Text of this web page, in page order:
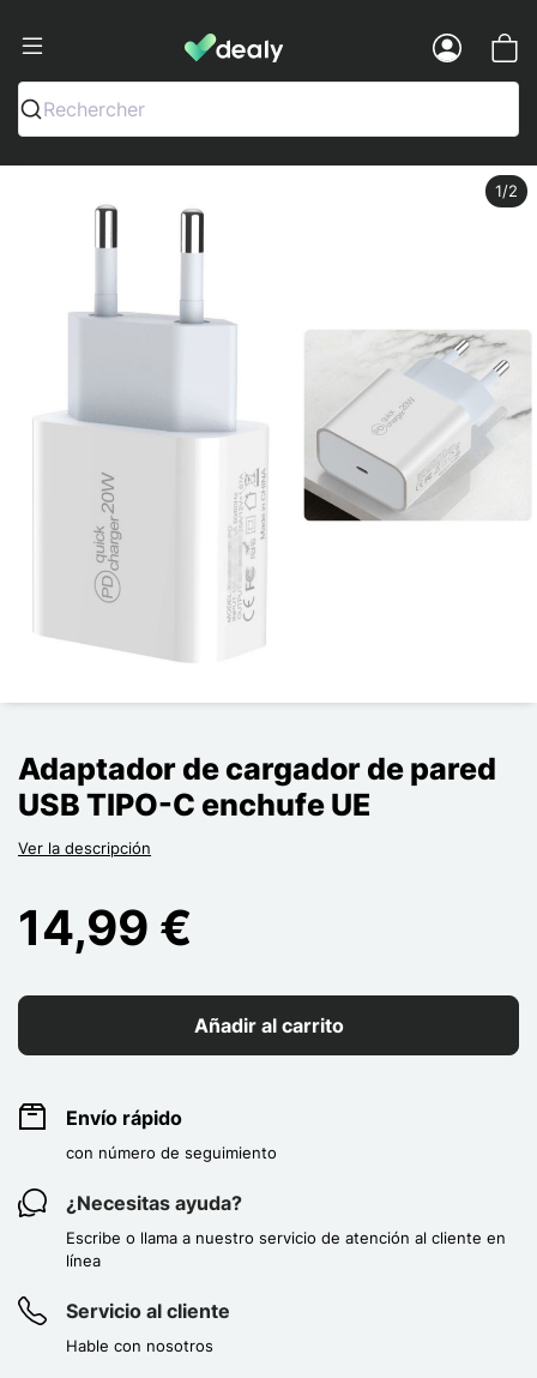
Dealy - Fundas y accesorios para
Rechercher
Adaptador de cargador de pared
USB TIPO-C enchufe UE
Ver la descripción
14,99 €
Añadir al carrito
Envío rápido
con número de seguimiento
¿Necesitas ayuda?
Escribe o llama a nuestro servicio de atención al cliente en
línea
Servicio al cliente
Hable con nosotros
1/2